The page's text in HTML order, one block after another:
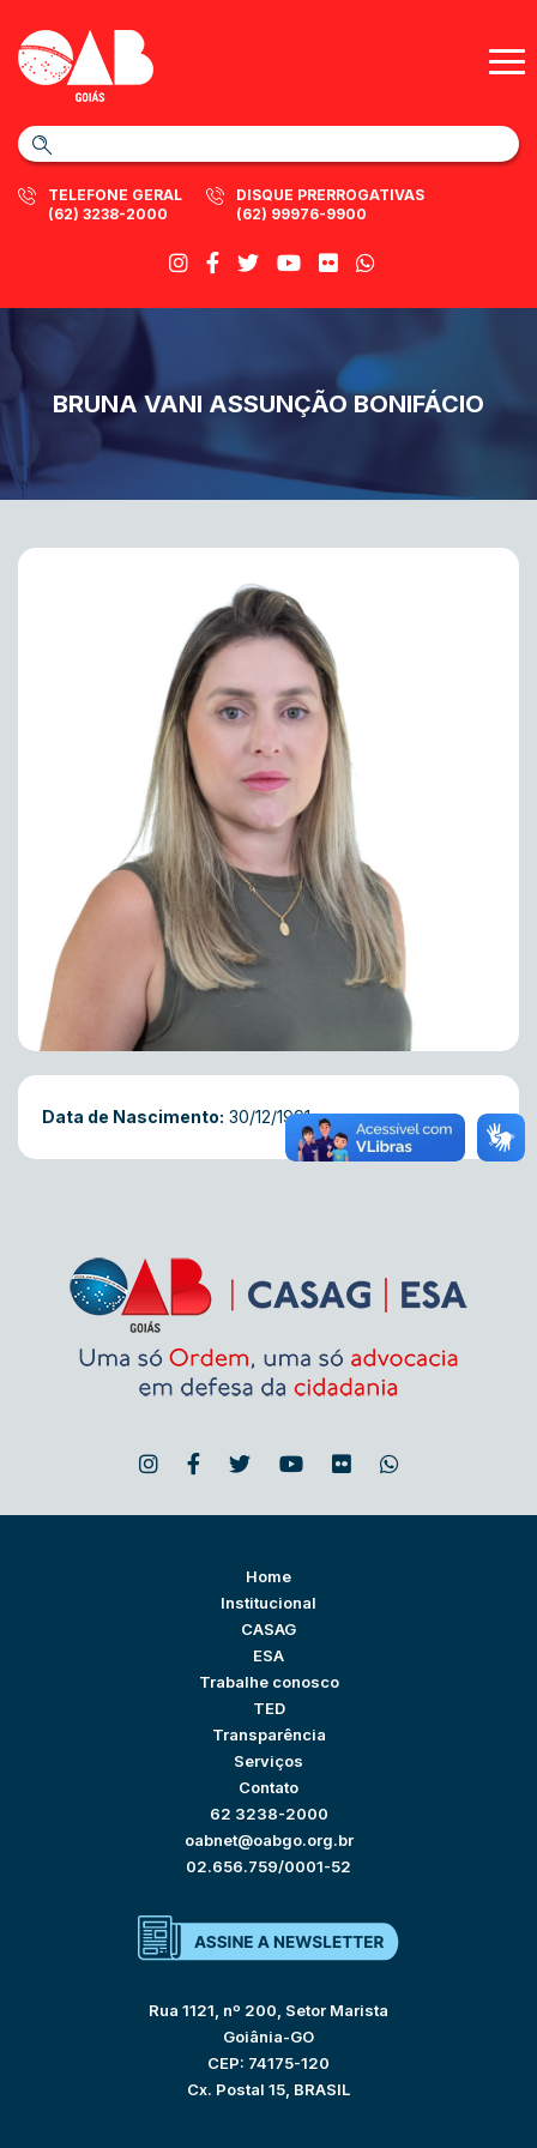
TELEFONE GERAL
(62) 3238-2000
DISQUE PRERROGATIVAS
(62) 99976-9900
BRUNA VANI ASSUNÇÃO BONIFÁCIO
Data de Nascimento: 30/12/1991
Home
Institucional
CASAG
ESA
Trabalhe conosco
TED
Transparência
Serviços
Contato
62 3238-2000
oabnet@oabgo.org.br
02.656.759/0001-52
Rua 1121, nº 200, Setor Marista
Goiânia-GO
CEP: 74175-120
Cx. Postal 15, BRASIL